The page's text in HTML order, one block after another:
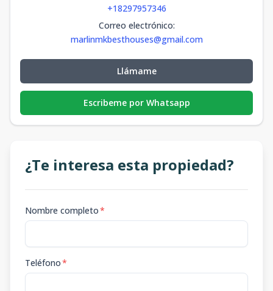
+18297957346
Correo electrónico:
marlinmkbesthouses@gmail.com
Llámame
Escribeme por Whatsapp
¿Te interesa esta propiedad?
Nombre completo*
Teléfono*